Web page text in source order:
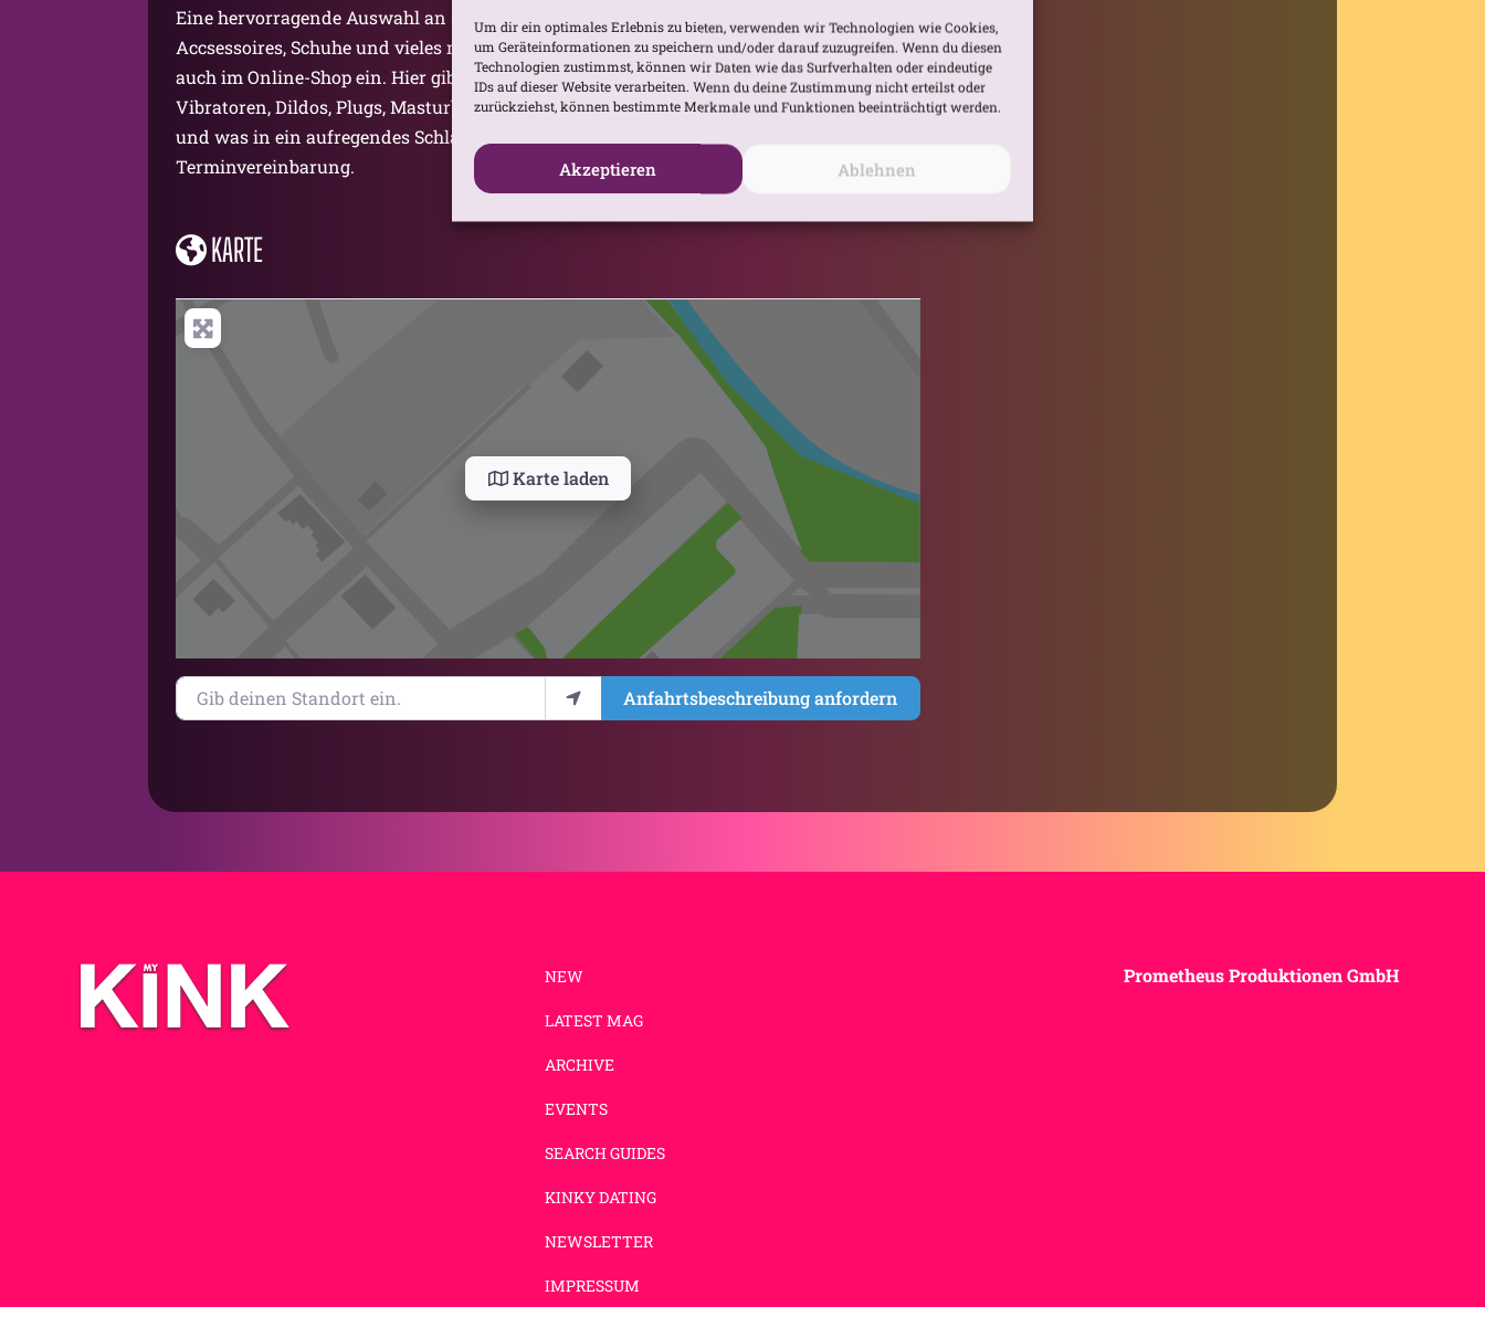
Um dir ein optimales Erlebnis zu bieten, verwenden wir Technologien wie Cookies,
um Geräteinformationen zu speichern und/oder darauf zuzugreifen. Wenn du diesen
Technologien zustimmst, können wir Daten wie das Surfverhalten oder eindeutige
IDs auf dieser Website verarbeiten. Wenn du deine Zustimmung nicht erteilst oder
zurückziehst, können bestimmte Merkmale und Funktionen beeinträchtigt werden.
Akzeptieren Ablehnen
Eine hervorragende Auswahl an Streetware, Fashion, Clubware, Dessous, Corsagen,
Accsessoires, Schuhe und vieles mehr laden zum Shoppen im Herner Showroom oder
auch im Online-Shop ein. Hier gibt es des weiteren Toys für sie und ihn, wie zum Beispiel
Vibratoren, Dildos, Plugs, Masturbatoren und alles, was man sich nur vorstellen kann
und was in ein aufregendes Schlafzimmer gehört. Besuche nach telefonischer
Terminvereinbarung.
KARTE
Karte laden
Gib deinen Standort ein. Anfahrtsbeschreibung anfordern
NEW
LATEST MAG
ARCHIVE
EVENTS
SEARCH GUIDES
KINKY DATING
NEWSLETTER
IMPRESSUM
Prometheus Produktionen GmbH